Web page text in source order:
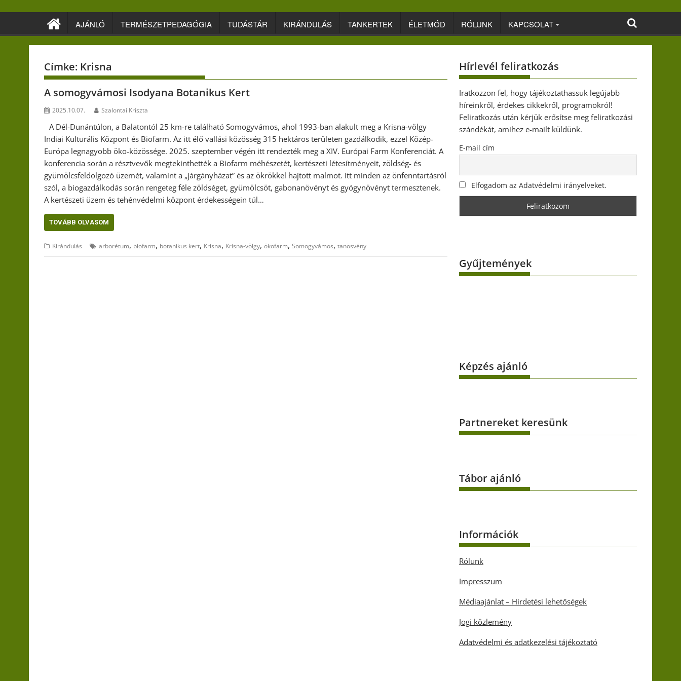
AJÁNLÓ TERMÉSZETPEDAGÓGIA TUDÁSTÁR KIRÁNDULÁS TANKERTEK ÉLETMÓD RÓLUNK KAPCSOLAT
Címke: Krisna
A somogyvámosi Isodyana Botanikus Kert
2025.10.07. Szalontai Kriszta
A Dél-Dunántúlon, a Balatontól 25 km-re található Somogyvámos, ahol 1993-ban alakult meg a Krisna-völgy
Indiai Kulturális Központ és Biofarm. Az itt élő vallási közösség 315 hektáros területen gazdálkodik, ezzel Közép-
Európa legnagyobb öko-közössége. 2025. szeptember végén itt rendezték meg a XIV. Európai Farm Konferenciát. A
konferencia során a résztvevők megtekinthették a Biofarm méhészetét, kertészeti létesítményeit, zöldség- és
gyümölcsfeldolgozó üzemét, valamint a „járgányházat” és az ökrökkel hajtott malmot. Itt minden az önfenntartásról
szól, a biogazdálkodás során rengeteg féle zöldséget, gyümölcsöt, gabonanövényt és gyógynövényt termesztenek.
A kertészeti üzem és tehénvédelmi központ érdekességein túl…
TOVÁBB OLVASOM
Kirándulás arborétum, biofarm, botanikus kert, Krisna, Krisna-völgy, ökofarm, Somogyvámos, tanösvény
Hírlevél feliratkozás
Iratkozzon fel, hogy tájékoztathassuk legújabb
híreinkről, érdekes cikkekről, programokról!
Feliratkozás után kérjük erősítse meg feliratkozási
szándékát, amihez e-mailt küldünk.
E-mail cím
Elfogadom az Adatvédelmi irányelveket.
Gyűjtemények
Képzés ajánló
Partnereket keresünk
Tábor ajánló
Információk
Rólunk
Impresszum
Médiaajánlat – Hirdetési lehetőségek
Jogi közlemény
Adatvédelmi és adatkezelési tájékoztató